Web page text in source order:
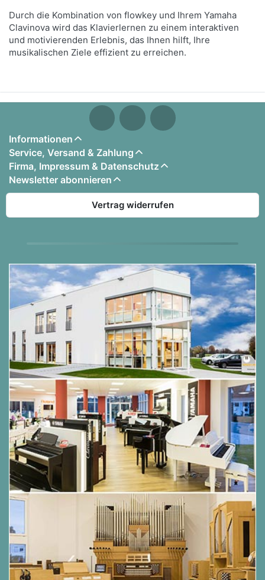
Durch die Kombination von flowkey und Ihrem Yamaha
Clavinova wird das Klavierlernen zu einem interaktiven
und motivierenden Erlebnis, das Ihnen hilft, Ihre
musikalischen Ziele effizient zu erreichen.
Informationen
Service, Versand & Zahlung
Firma, Impressum & Datenschutz
Newsletter abonnieren
Vertrag widerrufen